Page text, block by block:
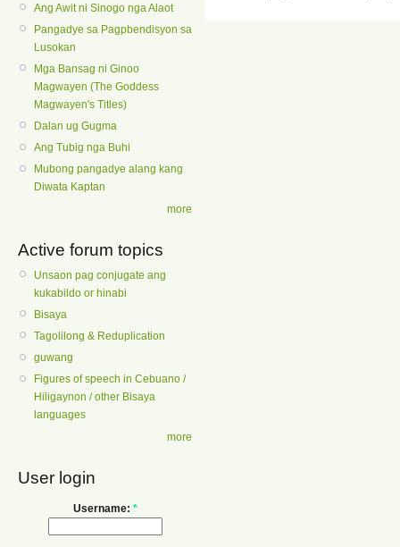
Ang Awit ni Sinogo nga Alaot
Pangadye sa Pagpbendisyon sa
Lusokan
Mga Bansag ni Ginoo
Magwayen (The Goddess
Magwayen's Titles)
Dalan ug Gugma
Ang Tubig nga Buhi
Mubong pangadye alang kang
Diwata Kaptan
more
Active forum topics
Unsaon pag conjugate ang
kukabildo or hinabi
Bisaya
Tagolilong & Reduplication
guwang
Figures of speech in Cebuano /
Hiligaynon / other Bisaya
languages
more
User login
Username: *